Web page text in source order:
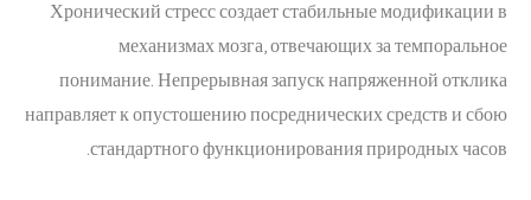
Хронический стресс создает стабильные модификации в
механизмах мозга, отвечающих за темпоральное
понимание. Непрерывная запуск напряженной отклика
направляет к опустошению посреднических средств и сбою
стандартного функционирования природных часов.